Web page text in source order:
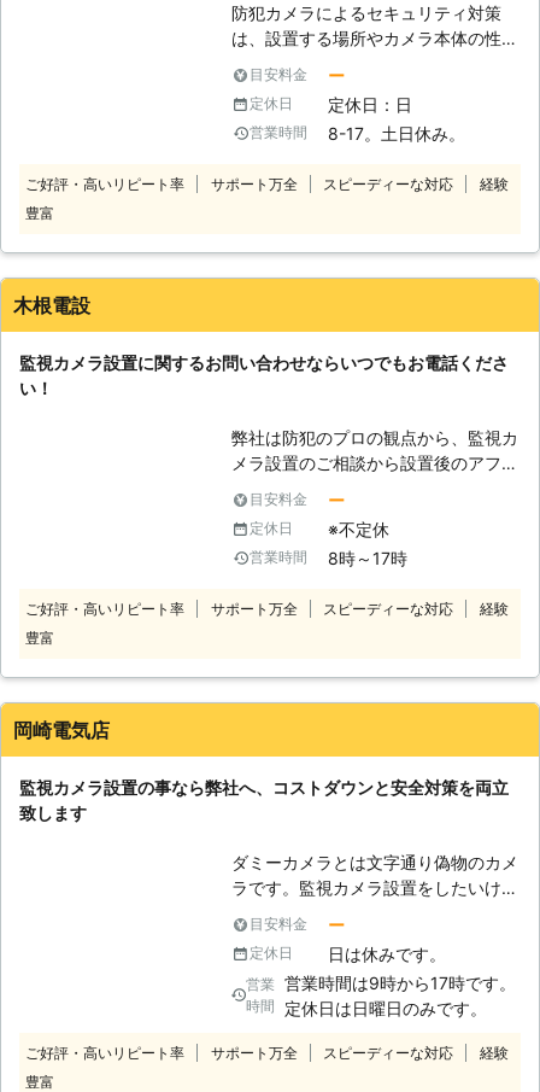
す。事件や事故に大切な人が巻き込ま
れてしまう哀しみは、その人の時間を
止めてしまうということを、大切な従
業員が交通事故に遭った経験から感じ
ているのです。SME株式会社の防犯カ
メラ設置で、お客様の大切な方を事件
や事故から守るお手伝いができました
ら幸いです。
防犯カメラによるセキュリティ対策
は、設置する場所やカメラ本体の性能
などによって変わってきます。適切な
場所に適切な機材を取り付ける必要が
あるので、経験を持ったプロの目で取
り付け位置を決めることが重要になっ
ラという電子回路の内蔵されていない
社までご相談ください。ご自宅やオフ
目安料金 ー
定休日 定休日：日
営業時間 8-17。土日休み。
ご好評・高いリピート率 サポート万全 スピーディーな対応
経験
豊富
木根電設
監視カメラ設置に関するお問い合わせならいつでもお電話くださ
い！
弊社は防犯のプロの観点から、監視カ
メラ設置のご相談から設置後のアフタ
ーフォローに至るまで、全力でお客様
のサポートをさせていただいておりま
す。 事業主様から個人の方まであら
ゆるお客様のご依頼に対応させていた
培ってきた経験を活かし、適した設置
も気軽に相談しやすい関係を築いてま
目安料金 ー
定休日 ※不定休
営業時間 8時～17時
ご好評・高いリピート率 サポート万全 スピーディーな対応
経験
豊富
岡崎電気店
監視カメラ設置の事なら弊社へ、コストダウンと安全対策を両立
致します
ダミーカメラとは文字通り偽物のカメ
ラです。監視カメラ設置をしたいけれ
ど、周辺に複数台の物を設置するとコ
ストが気になる、そんなお客様のお悩
みを弊社は鮮やかに解決致します。ダ
ミーカメラだけでは力不足ですが、本
物のカメラをメインの場所に設置し、
比較的重要度が低いスポットについて
は、そっくりな物で対応すればセキュ
目安料金 ー
定休日 日は休みです。
営業
時間
営業時間は9時から17時です。
定休日は日曜日のみです。
ご好評・高いリピート率 サポート万全 スピーディーな対応
経験
豊富